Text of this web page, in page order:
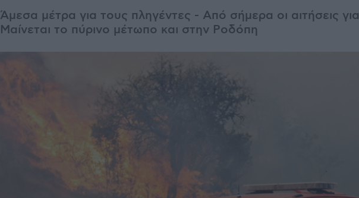
Άμεσα μέτρα για τους πληγέντες - Από σήμερα οι αιτήσεις
Μαίνεται το πύρινο μέτωπο και στην Ροδόπη